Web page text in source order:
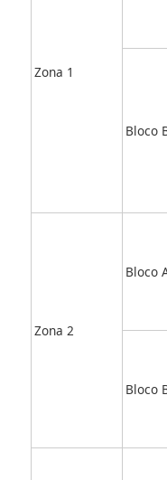
Zona 1
Bloco
Zona 2
Bloco
Bloco